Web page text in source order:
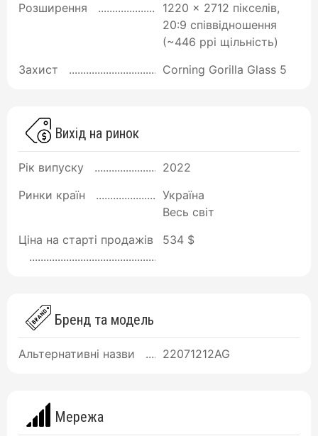
Розширення
1220 x 2712 пікселів,
20:9 співвідношення
(~446 ppi щільність)
Захист
Corning Gorilla Glass 5
Вихід на ринок
Рік випуску
2022
Ринки країн
Україна
Весь світ
Ціна на старті продажів
534 $
Бренд та модель
Альтернативні назви 22071212AG
Мережа